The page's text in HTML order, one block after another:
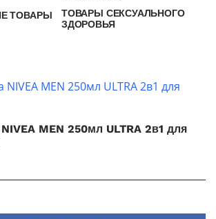
ТОВАРЫ
ТОВАРЫ СЕКСУАЛЬНОГО
ЗДОРОВЬЯ
MEN 250мл ULTRA 2в1 для